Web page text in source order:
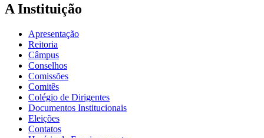
A Instituição
Apresentação
Reitoria
Câmpus
Conselhos
Comissões
Comitês
Colégio de Dirigentes
Documentos Institucionais
Eleições
Contatos